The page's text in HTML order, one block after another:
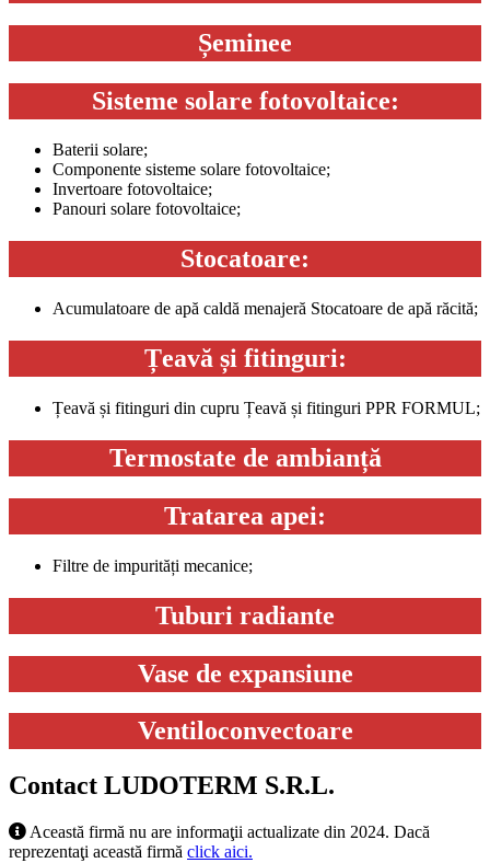
Șeminee
Sisteme solare fotovoltaice:
Baterii solare;
Componente sisteme solare fotovoltaice;
Invertoare fotovoltaice;
Panouri solare fotovoltaice;
Stocatoare:
Acumulatoare de apă caldă menajeră Stocatoare de apă răcită;
Țeavă și fitinguri:
Țeavă și fitinguri din cupru Țeavă și fitinguri PPR FORMUL;
Termostate de ambianță
Tratarea apei:
Filtre de impurități mecanice;
Tuburi radiante
Vase de expansiune
Ventiloconvectoare
Contact LUDOTERM S.R.L.
Această firmă nu are informaţii actualizate din 2024. Dacă
reprezentaţi această firmă click aici.